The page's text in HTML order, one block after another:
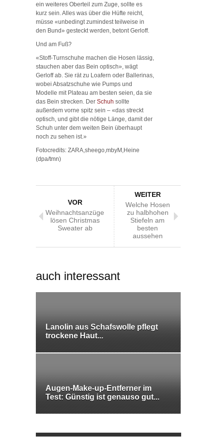
ein weiteres Oberteil zum Zuge, sollte es
kurz sein. Alles was über die Hüfte reicht,
müsse «unbedingt zumindest teilweise in
den Bund» gesteckt werden, betont Gerloff.
Und am Fuß?
«Stoff-Turnschuhe machen die Hosen lässig,
stauchen aber das Bein optisch», wägt
Gerloff ab. Sie rät zu Loafern oder Ballerinas,
wobei Absatzschuhe wie Pumps und
Modelle mit Plateau am besten seien, da sie
das Bein strecken. Der Schuh sollte
außerdem vorne spitz sein – «das streckt
optisch, und gibt die nötige Länge, damit der
Schuh unter dem weiten Bein überhaupt
noch zu sehen ist.»
Fotocredits: ZARA,sheego,mbyM,Heine
(dpa/tmn)
VOR
Weihnachtsanzüge
lösen Christmas
Sweater ab
WEITER
Welche Hosen
zu halbhohen
Stiefeln am
besten
aussehen
auch interessant
Lanolin aus Schafswolle pflegt
trockene Haut...
Augen-Make-up-Entferner im
Test: Günstig ist genauso gut...